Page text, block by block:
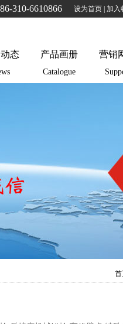
310-6610866 设为首页 加入
态 产品画册
Catalogue
营销